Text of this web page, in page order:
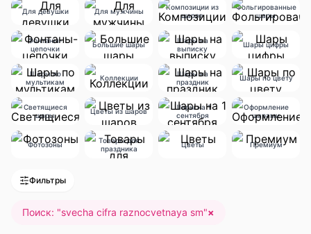
Для девушки Для мужчины
Композиции из
шаров
Фольгированные
шары
Фонтаны-
цепочки
Большие шары
Шары на
выписку
Шары цифры
Шары по
мультикам
Коллекции
Шары на
праздник
Шары по цвету
Светящиеся
шары
Цветы из шаров
Шары на 1
сентября
Оформление
шарами
Фотозоны
Товары для
праздника
Цветы Премиум
Фильтры
Поиск: "svecha cifra raznocvetnaya sm"×